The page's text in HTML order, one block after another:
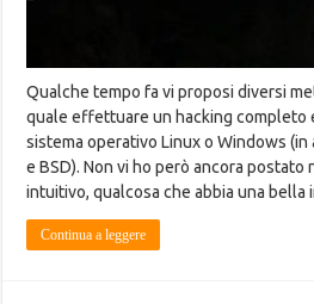
Qualche tempo fa vi proposi diversi
quale effettuare un hacking completo
sistema operativo Linux o Windows (in
e BSD). Non vi ho però ancora postato
intuitivo, qualcosa che abbia una
Continua a leggere